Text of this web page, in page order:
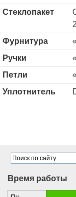
Стеклопакет
Фурнитура
Ручки
Петли
Уплотнитель
Время работы